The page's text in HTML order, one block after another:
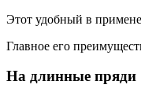
Этот удобный в
Главное его
На длинные пряди